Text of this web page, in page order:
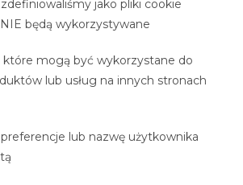
jako pliki cookie
będą wykorzystywane
które mogą być wykorzystane do
lub usług na innych stronach
lub nazwę użytkownika